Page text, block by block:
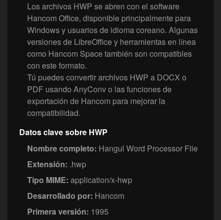
Los archivos HWP se abren con el software
Hancom Office, disponible principalmente para
Windows y usuarios de idioma coreano. Algunas
versiones de LibreOffice y herramientas en línea
como Hancom Space también son compatibles
con este formato.
Tú puedes convertir archivos HWP a DOCX o
PDF usando AnyConv o las funciones de
exportación de Hancom para mejorar la
compatibilidad.
Datos clave sobre HWP
Nombre completo: Hangul Word Processor File
Extensión: .hwp
Tipo MIME: application/x-hwp
Desarrollado por: Hancom
Primera versión: 1995